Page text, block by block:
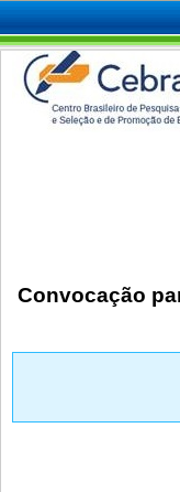
Convocação